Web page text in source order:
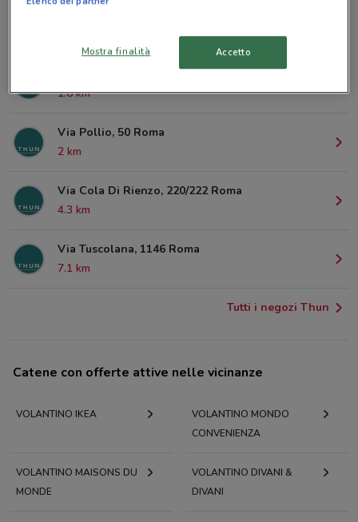
Piazza Dei Cinquecento Roma
1.6 km
Via Pollio, 50 Roma
2 km
Via Cola Di Rienzo, 220/222 Roma
4.3 km
Via Tuscolana, 1146 Roma
7.1 km
Tutti i negozi Thun
Catene con offerte attive nelle vicinanze
VOLANTINO IKEA
VOLANTINO MONDO
CONVENIENZA
VOLANTINO MAISONS DU
MONDE
VOLANTINO DIVANI &
DIVANI
Mostra finalità Accetto